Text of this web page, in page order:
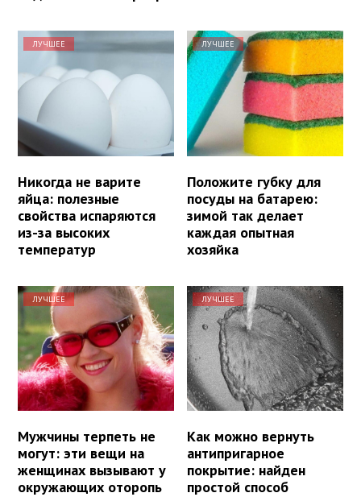
ЛУЧШЕЕ
Никогда не варите
яйца: полезные
свойства испаряются
из-за высоких
температур
ЛУЧШЕЕ
Положите губку для
посуды на батарею:
зимой так делает
каждая опытная
хозяйка
ЛУЧШЕЕ
Мужчины терпеть не
могут: эти вещи на
женщинах вызывают у
окружающих оторопь
ЛУЧШЕЕ
Как можно вернуть
антипригарное
покрытие: найден
простой способ